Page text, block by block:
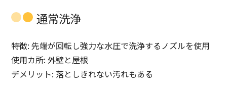
通常洗浄
特徴: 先端が回転し強力な水圧で洗浄するノズルを使用
使用カ所: 外壁と屋根
デメリット: 落としきれない汚れもある